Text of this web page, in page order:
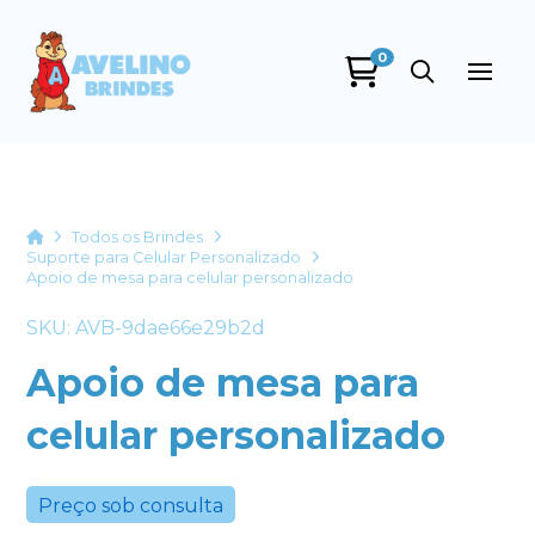
0
HomeTodos os Brindes
Suporte para Celular Personalizado
Apoio de mesa para celular personalizado
SKU: AVB-9dae66e29b2d
Apoio de mesa para
celular personalizado
Preço sob consulta
+55